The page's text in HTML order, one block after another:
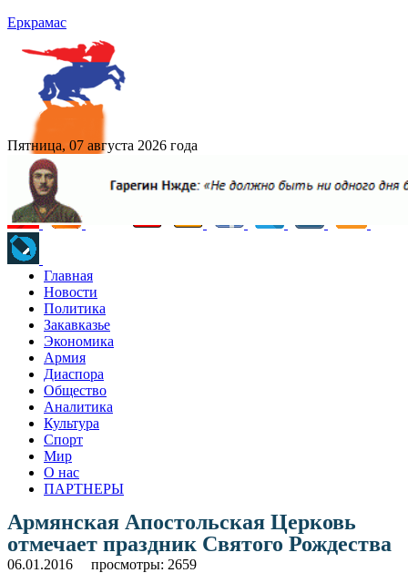
Еркрамас
Пятница, 07 августа 2026 года
Главная
Новости
Политика
Закавказье
Экономика
Армия
Диаспора
Общество
Аналитика
Культура
Спорт
Мир
О нас
ПАРТНЕРЫ
Армянская Апостольская Церковь
отмечает праздник Святого Рождества
06.01.2016 просмотры: 2659